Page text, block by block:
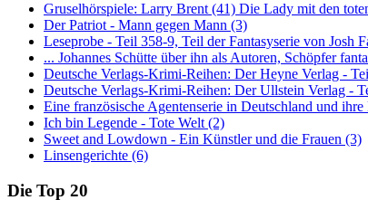
Gruselhörspiele: Larry Brent (41) Die Lady mit den
Der Patriot - Mann gegen Mann (3)
Leseprobe - Teil 358-9, Teil der Fantasyserie von Josh
... Johannes Schütte über ihn als Autoren, Schöpfer
Deutsche Verlags-Krimi-Reihen: Der Heyne Verlag -
Deutsche Verlags-Krimi-Reihen: Der Ullstein Verlag -
Eine französische Agentenserie in Deutschland und
Ich bin Legende - Tote Welt (2)
Sweet and Lowdown - Ein Künstler und die Frauen (3)
Linsengerichte (6)
Die Top 20